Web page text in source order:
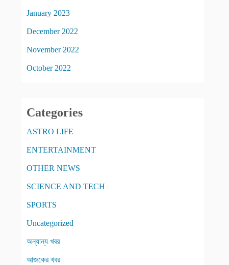
January 2023
December 2022
November 2022
October 2022
Categories
ASTRO LIFE
ENTERTAINMENT
OTHER NEWS
SCIENCE AND TECH
SPORTS
Uncategorized
অন্যান্য খবর
আজকের খবর